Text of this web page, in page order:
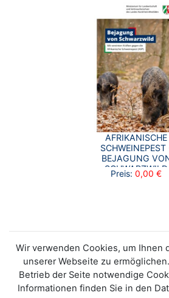
AFRIKANISCHE
SCHWEINEPEST
BEJAGUNG
SCHWARZWILD
Preis: 0,00 €
Wir verwenden Cookies, um Ihnen
unserer Webseite zu
Betrieb der Seite notwendige
Informationen finden Sie in den